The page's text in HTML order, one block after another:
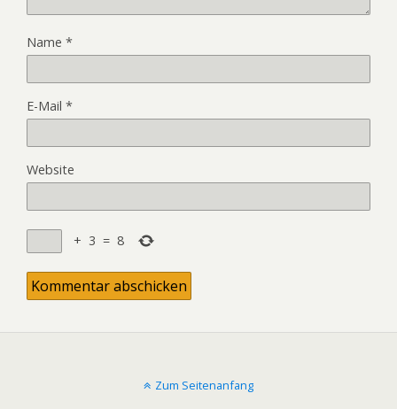
Name *
E-Mail *
Website
+ 3 = 8
Zum Seitenanfang